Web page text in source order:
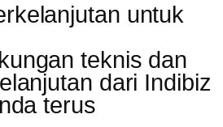
untuk
teknis dan
dari Indibiz
terus